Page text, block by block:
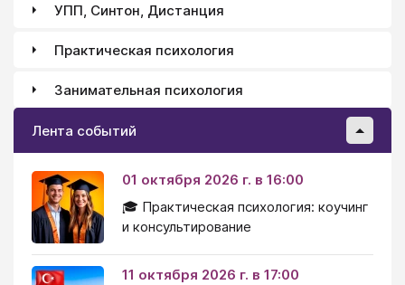
УПП, Синтон, Дистанция
Практическая психология
Занимательная психология
Лента событий
01 октября 2026 г. в 16:00
🎓 Практическая психология: коучинг
и консультирование
11 октября 2026 г. в 17:00